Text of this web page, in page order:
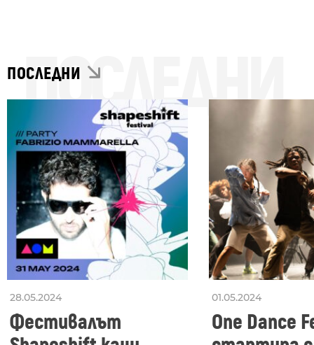
ПОСЛЕДНИ
ПОСЛЕДНИ
28.05.2024
Фестивалът
01.05.2024
One Dance